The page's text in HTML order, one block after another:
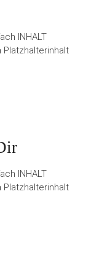
INHALT
Platzhalterinhalt
INHALT
Platzhalterinhalt